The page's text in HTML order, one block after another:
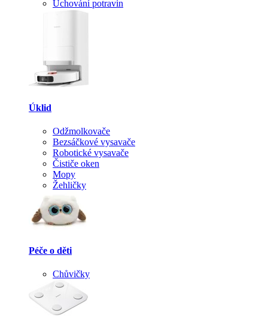
Uchování potravin
Úklid
Odžmolkovače
Bezsáčkové vysavače
Robotické vysavače
Čističe oken
Mopy
Žehličky
Péče o děti
Chůvičky